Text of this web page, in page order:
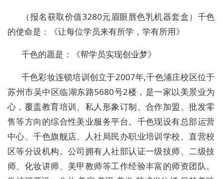
（报名获取价值3280元眉眼唇色乳机器套盒）千色
的使命是：《让每位学员来有所学，学有所用》
千色的愿是：《帮学员实现创业梦》
千色彩妆连锁培训创立于2007年,千色浦庄校区位于
苏州市吴中区临湖东路5680号2楼，是一家以美景业为
心，覆盖教育培训、私人形象订制、合作加盟、批发零
售等方向的综合性美业服务平台。千色现设有总部运营
中心、千色旗舰店、人社局民办职业培训学校、直营校
区等分设机构。公司拥有人社部认证一级技师、二级技
师、化妆讲师、美甲教师等工作经验丰富的师资团队。